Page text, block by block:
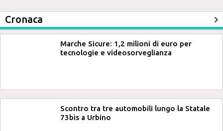
Cronaca
Marche Sicure: 1,2 milioni di euro per
tecnologie e videosorveglianza
Scontro tra tre automobili lungo la Statale
73bis a Urbino